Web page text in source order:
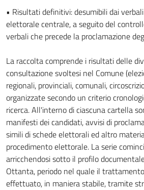
• Risultati definitivi: desumibili dai
elettorale centrale, a seguito del
verbali che precede la proclamazione
La raccolta comprende i risultati delle
consultazione svoltesi nel Comune
regionali, provinciali, comunali,
organizzate secondo un criterio
ricerca. All'interno di ciascuna cartella
manifesti dei candidati, avvisi di
simili di schede elettorali ed altro
procedimento elettorale. La serie
arricchendosi sotto il profilo
Ottanta, periodo nel quale il
effettuato, in maniera stabile, tramite